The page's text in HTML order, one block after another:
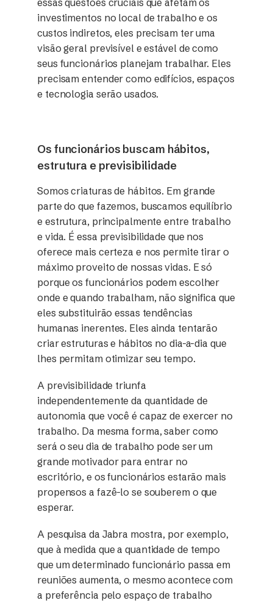
essas questões cruciais que afetam os
investimentos no local de trabalho e os
custos indiretos, eles precisam ter uma
visão geral previsível e estável de como
seus funcionários planejam trabalhar. Eles
precisam entender como edifícios, espaços
e tecnologia serão usados.
Os funcionários buscam hábitos,
estrutura e previsibilidade
Somos criaturas de hábitos. Em grande
parte do que fazemos, buscamos equilíbrio
e estrutura, principalmente entre trabalho
e vida. É essa previsibilidade que nos
oferece mais certeza e nos permite tirar o
máximo proveito de nossas vidas. E só
porque os funcionários podem escolher
onde e quando trabalham, não significa que
eles substituirão essas tendências
humanas inerentes. Eles ainda tentarão
criar estruturas e hábitos no dia-a-dia que
lhes permitam otimizar seu tempo.
A previsibilidade triunfa
independentemente da quantidade de
autonomia que você é capaz de exercer no
trabalho. Da mesma forma, saber como
será o seu dia de trabalho pode ser um
grande motivador para entrar no
escritório, e os funcionários estarão mais
propensos a fazê-lo se souberem o que
esperar.
A pesquisa da Jabra mostra, por exemplo,
que à medida que a quantidade de tempo
que um determinado funcionário passa em
reuniões aumenta, o mesmo acontece com
a preferência pelo espaço de trabalho